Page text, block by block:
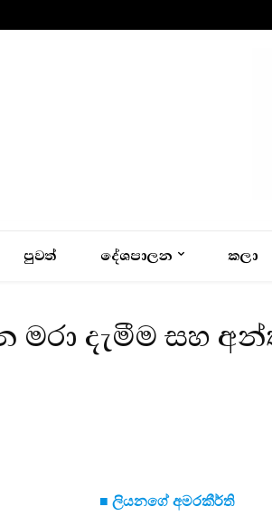
පුවත් දේශපාලන කලා
මරා දැමීම සහ
■ ලියනගේ අමරකීර්ති